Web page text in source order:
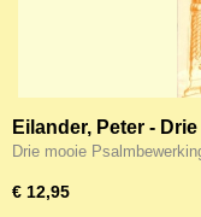
Eilander, Peter -
18,19 & 20) (Noten)
Drie mooie
€ 12,95